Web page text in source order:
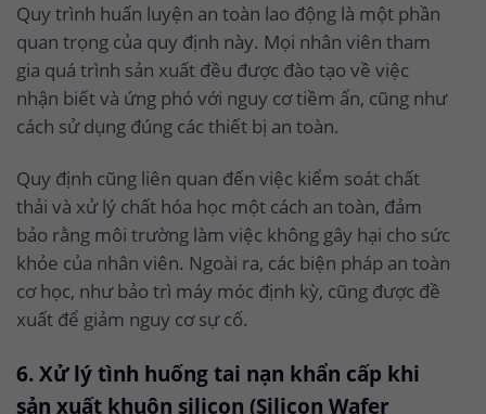
Quy trình huấn luyện an toàn lao động là một phần
quan trọng của quy định này. Mọi nhân viên tham
gia quá trình sản xuất đều được đào tạo về việc
nhận biết và ứng phó với nguy cơ tiềm ẩn, cũng như
cách sử dụng đúng các thiết bị an toàn.
Quy định cũng liên quan đến việc kiểm soát chất
thải và xử lý chất hóa học một cách an toàn, đảm
bảo rằng môi trường làm việc không gây hại cho sức
khỏe của nhân viên. Ngoài ra, các biện pháp an toàn
cơ học, như bảo trì máy móc định kỳ, cũng được đề
xuất để giảm nguy cơ sự cố.
6. Xử lý tình huống tai nạn khẩn cấp khi
sản xuất khuôn silicon (Silicon Wafer